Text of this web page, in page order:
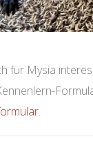
für Mysia
.